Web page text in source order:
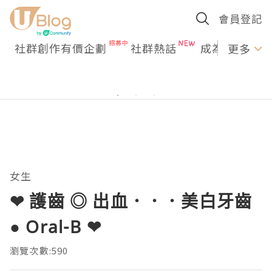
會員登記
社群創作有價企劃 社群熱話 成為U更多
女生
❤ 護齒 ◎ 出血．．．美白牙齒
● Oral-B ❤
瀏覽次數:590